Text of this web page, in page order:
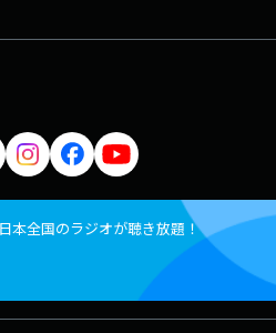
本全国のラジオが聴き放題！